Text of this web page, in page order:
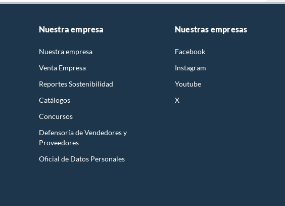
Nuestra empresa
Nuestra empresa
Venta Empresa
Reportes Sostenibilidad
Catálogos
Concursos
Defensoría de Vendedores y
Proveedores
Oficial de Datos Personales
Nuestras empresas
Facebook
Instagram
Youtube
X